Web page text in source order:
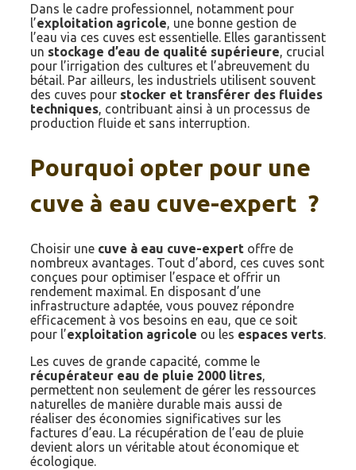
Dans le cadre professionnel, notamment pour
l’exploitation agricole, une bonne gestion de
l’eau via ces cuves est essentielle. Elles garantissent
un stockage d’eau de qualité supérieure, crucial
pour l’irrigation des cultures et l’abreuvement du
bétail. Par ailleurs, les industriels utilisent souvent
des cuves pour stocker et transférer des fluides
techniques, contribuant ainsi à un processus de
production fluide et sans interruption.
Pourquoi opter pour une
cuve à eau cuve-expert ?
Choisir une cuve à eau cuve-expert offre de
nombreux avantages. Tout d’abord, ces cuves sont
conçues pour optimiser l’espace et offrir un
rendement maximal. En disposant d’une
infrastructure adaptée, vous pouvez répondre
efficacement à vos besoins en eau, que ce soit
pour l’exploitation agricole ou les espaces verts.
Les cuves de grande capacité, comme le
récupérateur eau de pluie 2000 litres,
permettent non seulement de gérer les ressources
naturelles de manière durable mais aussi de
réaliser des économies significatives sur les
factures d’eau. La récupération de l’eau de pluie
devient alors un véritable atout économique et
écologique.